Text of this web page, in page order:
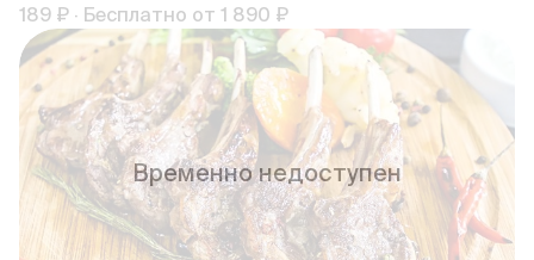
189 ₽ · Бесплатно от 1 890 ₽
Временно недоступен